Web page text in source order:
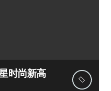
时尚新高